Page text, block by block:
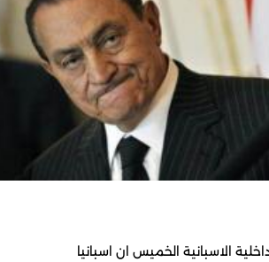
الاسبانية الخميس ان اسبانيا